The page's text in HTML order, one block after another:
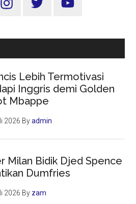
Surah
Isyarat
Lebih Termotivasi
Inggris demi Golden
Mbappe
2026 Byadmin
Milan Bidik Djed Spence
Dumfries
2026 By zam